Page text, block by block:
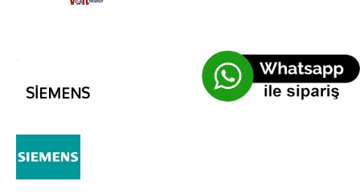
SİEMENS